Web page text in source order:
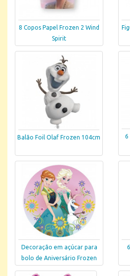
8 Copos Papel Frozen 2 Wind
Spirit
Balão Foil Olaf Frozen 104cm 6
Decoração em açúcar para
bolo de Aniversário Frozen